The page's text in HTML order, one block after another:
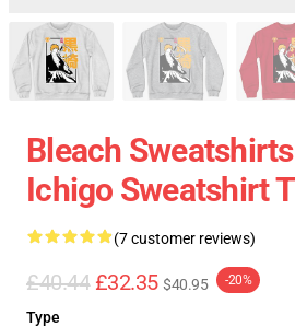
Bleach
Ichigo Sweatshirt
(7 customer reviews)
£40.44 £32.35 $40.95 -20%
Type